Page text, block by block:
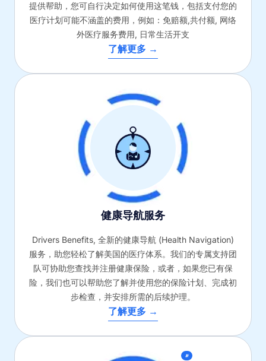
提供帮助，您可自行决定如何使用这笔钱，包括支付您的
医疗计划可能不涵盖的费用，例如：免赔额,共付额, 网络
外医疗服务费用, 日常生活开支
了解更多 →
健康导航服务
Drivers Benefits, 全新的健康导航 (Health Navigation)
服务，助您轻松了解美国的医疗体系。我们的专属支持团
队可协助您查找并注册健康保险，或者，如果您已有保
险，我们也可以帮助您了解并使用您的保险计划、完成初
步检查，并安排所需的后续护理。
了解更多 →
新